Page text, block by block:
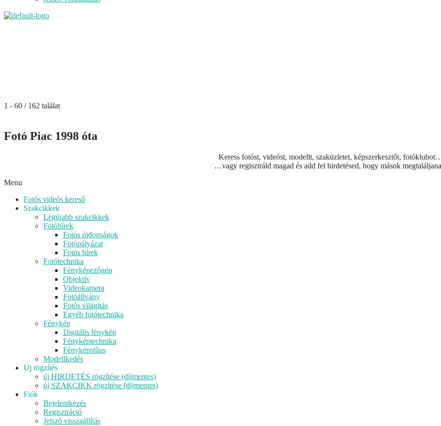
1 - 60 / 162 találat
Fotó Piac 1998 óta
Keress fotóst, videóst, modellt, szaküzletet, képszerkesztőt,
…vagy regisztráld magad és add fel hirdetésed, hogy mások
Menu
Fotós videós kereső
Szakcikkek
Legújabb szakcikkek
Fotóhírek
Fotós újdonságok
Fotópályázat
Fotós hírek
Fotótechnika
Fényképezőgép
Objektív
Videokamera
Fotóállvány
Fotós világítás
Egyéb fotótechnika
Fénykép
Digitális fénykép
Fényképtechnika
Fényképstílus
Modellkedés
Új rögzítés
új HIRDETÉS rögzítése (díjmentes)
új SZAKCIKK rögzítése (díjmentes)
Fiók
Bejelentkezés
Regisztráció
Jelszó visszaállítás